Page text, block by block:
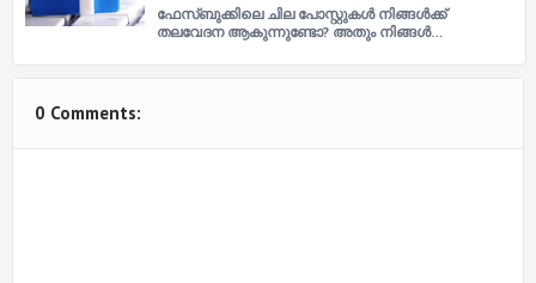
ഫേസ്ബുക്കിലെ ചില പോസ്റ്റുകൾ നിങ്ങൾക്ക്
തലവേദന ആകുന്നുണ്ടോ? അതും നിങ്ങൾ…
0 Comments: